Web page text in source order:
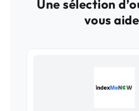
Une sélection
vous